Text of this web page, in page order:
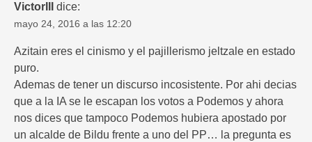
VictorIII dice:
mayo 24, 2016 a las 12:20
Azitain eres el cinismo y el pajillerismo jeltzale en estado
puro.
Ademas de tener un discurso incosistente. Por ahi decias
que a la IA se le escapan los votos a Podemos y ahora
nos dices que tampoco Podemos hubiera apostado por
un alcalde de Bildu frente a uno del PP… la pregunta es